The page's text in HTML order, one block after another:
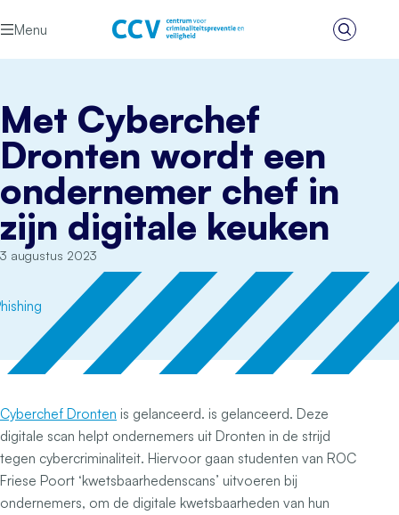
Menu
Zoeken
Met Cyberchef
Dronten wordt een
ondernemer chef in
zijn digitale keuken
3 augustus 2023
Cyberchef Dronten is gelanceerd. is gelanceerd. Deze
digitale scan helpt ondernemers uit Dronten in de strijd
tegen cybercriminaliteit. Hiervoor gaan studenten van ROC
Friese Poort ‘kwetsbaarhedenscans’ uitvoeren bij
ondernemers, om de digitale kwetsbaarheden van hun